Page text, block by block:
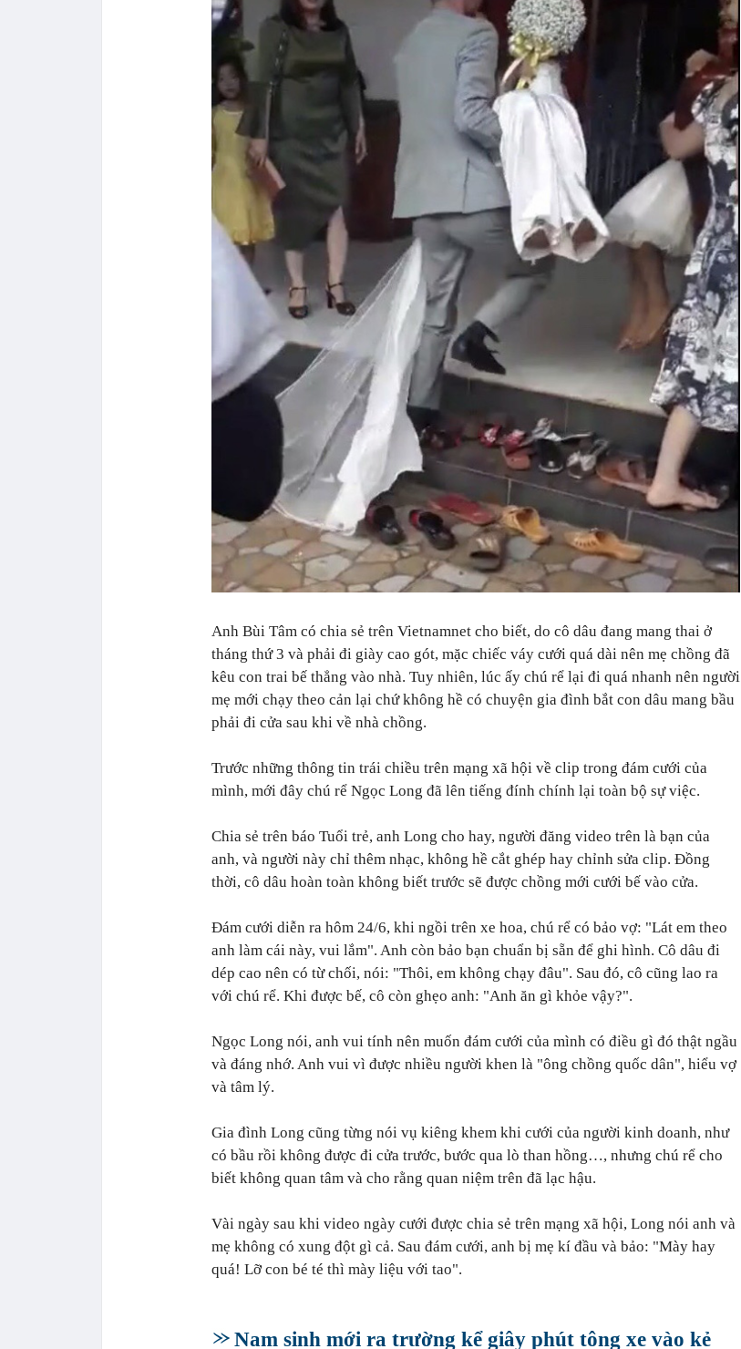
Anh Bùi Tâm có chia sẻ trên Vietnamnet cho biết, do cô dâu đang mang thai ở
tháng thứ 3 và phải đi giày cao gót, mặc chiếc váy cưới quá dài nên mẹ chồng đã
kêu con trai bế thẳng vào nhà. Tuy nhiên, lúc ấy chú rể lại đi quá nhanh nên người
mẹ mới chạy theo cản lại chứ không hề có chuyện gia đình bắt con dâu mang bầu
phải đi cửa sau khi về nhà chồng.
Trước những thông tin trái chiều trên mạng xã hội về clip trong đám cưới của
mình, mới đây chú rể Ngọc Long đã lên tiếng đính chính lại toàn bộ sự việc.
Chia sẻ trên báo Tuổi trẻ, anh Long cho hay, người đăng video trên là bạn của
anh, và người này chỉ thêm nhạc, không hề cắt ghép hay chỉnh sửa clip. Đồng
thời, cô dâu hoàn toàn không biết trước sẽ được chồng mới cưới bế vào cửa.
Đám cưới diễn ra hôm 24/6, khi ngồi trên xe hoa, chú rể có bảo vợ: "Lát em theo
anh làm cái này, vui lắm". Anh còn bảo bạn chuẩn bị sẵn để ghi hình. Cô dâu đi
dép cao nên có từ chối, nói: "Thôi, em không chạy đâu". Sau đó, cô cũng lao ra
với chú rể. Khi được bế, cô còn ghẹo anh: "Anh ăn gì khỏe vậy?".
Ngọc Long nói, anh vui tính nên muốn đám cưới của mình có điều gì đó thật ngầu
và đáng nhớ. Anh vui vì được nhiều người khen là "ông chồng quốc dân", hiểu vợ
và tâm lý.
Gia đình Long cũng từng nói vụ kiêng khem khi cưới của người kinh doanh, như
có bầu rồi không được đi cửa trước, bước qua lò than hồng…, nhưng chú rể cho
biết không quan tâm và cho rằng quan niệm trên đã lạc hậu.
Vài ngày sau khi video ngày cưới được chia sẻ trên mạng xã hội, Long nói anh và
mẹ không có xung đột gì cả. Sau đám cưới, anh bị mẹ kí đầu và bảo: "Mày hay
quá! Lỡ con bé té thì mày liệu với tao".
Nam sinh mới ra trường kể giây phút tông xe vào kẻ